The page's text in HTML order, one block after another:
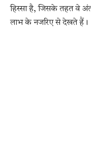
हिस्सा है, जिसके तहत वे
लाभ के नजरिए से देखते हैं।